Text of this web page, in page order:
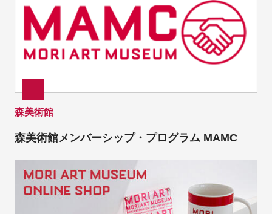
森美術館
森美術館メンバーシップ・プログラム MAMC